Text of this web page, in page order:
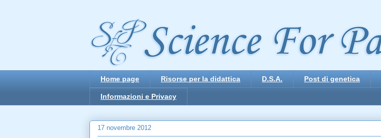
Home page Risorse per la didattica D.S.A. Post di genetica
Informazioni e Privacy
17 novembre 2012